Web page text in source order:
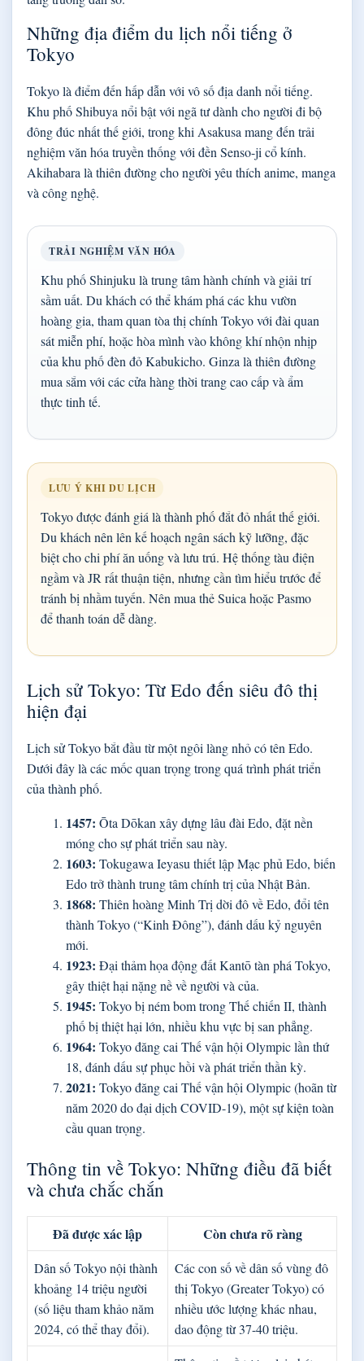
Những địa điểm du lịch nổi tiếng ở
Tokyo
Tokyo là điểm đến hấp dẫn với vô số địa danh nổi tiếng.
Khu phố Shibuya nổi bật với ngã tư dành cho người đi bộ
đông đúc nhất thế giới, trong khi Asakusa mang đến trải
nghiệm văn hóa truyền thống với đền Senso-ji cổ kính.
Akihabara là thiên đường cho người yêu thích anime, manga
và công nghệ.
TRẢI NGHIỆM VĂN HÓA
Khu phố Shinjuku là trung tâm hành chính và giải trí
sầm uất. Du khách có thể khám phá các khu vườn
hoàng gia, tham quan tòa thị chính Tokyo với đài quan
sát miễn phí, hoặc hòa mình vào không khí nhộn nhịp
của khu phố đèn đỏ Kabukicho. Ginza là thiên đường
mua sắm với các cửa hàng thời trang cao cấp và ẩm
thực tinh tế.
LƯU Ý KHI DU LỊCH
Tokyo được đánh giá là thành phố đắt đỏ nhất thế giới.
Du khách nên lên kế hoạch ngân sách kỹ lưỡng, đặc
biệt cho chi phí ăn uống và lưu trú. Hệ thống tàu điện
ngầm và JR rất thuận tiện, nhưng cần tìm hiểu trước để
tránh bị nhầm tuyến. Nên mua thẻ Suica hoặc Pasmo
để thanh toán dễ dàng.
Lịch sử Tokyo: Từ Edo đến siêu đô thị
hiện đại
Lịch sử Tokyo bắt đầu từ một ngôi làng nhỏ có tên Edo.
Dưới đây là các mốc quan trọng trong quá trình phát triển
của thành phố.
1457: Ōta Dōkan xây dựng lâu đài Edo, đặt nền
móng cho sự phát triển sau này.
1603: Tokugawa Ieyasu thiết lập Mạc phủ Edo, biến
Edo trở thành trung tâm chính trị của Nhật Bản.
1868: Thiên hoàng Minh Trị dời đô về Edo, đổi tên
thành Tokyo (“Kinh Đông”), đánh dấu kỷ nguyên
mới.
1923: Đại thảm họa động đất Kantō tàn phá Tokyo,
gây thiệt hại nặng nề về người và của.
1945: Tokyo bị ném bom trong Thế chiến II, thành
phố bị thiệt hại lớn, nhiều khu vực bị san phẳng.
1964: Tokyo đăng cai Thế vận hội Olympic lần thứ
18, đánh dấu sự phục hồi và phát triển thần kỳ.
2021: Tokyo đăng cai Thế vận hội Olympic (hoãn từ
năm 2020 do đại dịch COVID-19), một sự kiện toàn
cầu quan trọng.
Thông tin về Tokyo: Những điều đã biết
và chưa chắc chắn
Đã được xác lập Còn chưa rõ ràng
Dân số Tokyo nội thành
khoảng 14 triệu người
(số liệu tham khảo năm
2024, có thể thay đổi).
Các con số về dân số vùng đô
thị Tokyo (Greater Tokyo) có
nhiều ước lượng khác nhau,
dao động từ 37-40 triệu.